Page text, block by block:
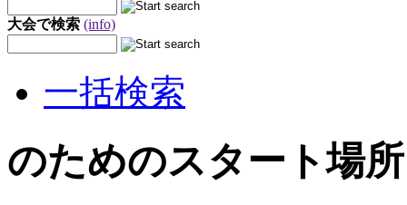
大会で検索 (info)
一括検索
のためのスタート場所